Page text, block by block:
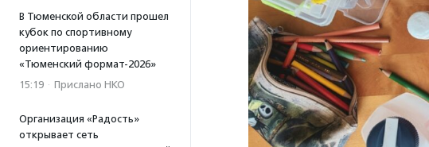
В Тюменской области прошел
кубок по спортивному
ориентированию
«Тюменский формат-2026»
15:19 · Прислано НКО
Организация «Радость»
открывает сеть